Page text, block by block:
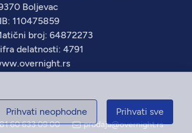
Boljevac
110475859
broj: 64872273
delatnosti: 4791
60 633 09 00 prodaja@overnight.rs
Prihvati neophodne Prihvati sve